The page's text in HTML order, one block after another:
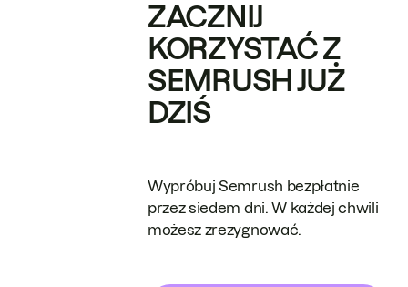
ZACZNIJ
KORZYSTAĆ Z
SEMRUSH JUŻ
DZIŚ
Wypróbuj Semrush bezpłatnie
przez siedem dni. W każdej chwili
możesz zrezygnować.